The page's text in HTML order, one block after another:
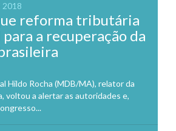
2018
reforma tributária
para a recuperação da
Hildo Rocha (MDB/MA), relator da
voltou a alertar as autoridades e,